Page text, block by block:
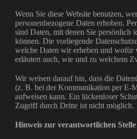
Wenn Sie diese Website benutzen,
personenbezogene Daten erhoben.
sind Daten, mit denen Sie persönlich
können. Die vorliegende
welche Daten wir erheben und wofür
erläutert auch, wie und zu welchem
Wir weisen darauf hin, dass die
(z. B. bei der Kommunikation per E-
aufweisen kann. Ein lückenloser
Zugriff durch Dritte ist nicht möglich.
Hinweis zur verantwortlichen Stelle